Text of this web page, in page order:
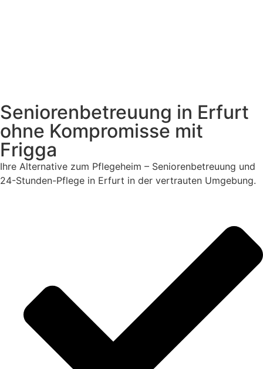
Seniorenbetreuung in Erfurt
ohne Kompromisse mit
Frigga
Ihre Alternative zum Pflegeheim – Seniorenbetreuung und
24-Stunden-Pflege in Erfurt in der vertrauten Umgebung.